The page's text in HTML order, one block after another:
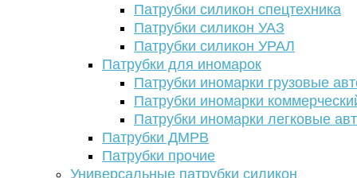
Патрубки силикон спецтехника
Патрубки силикон УАЗ
Патрубки силикон УРАЛ
Патрубки для иномарок
Патрубки иномарки грузовые
Патрубки иномарки
Патрубки иномарки легковые
Патрубки ДМРВ
Патрубки прочие
Универсальные патрубки силикон